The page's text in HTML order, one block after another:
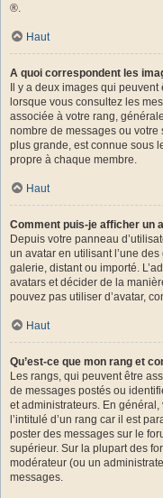
®.
Haut
A quoi correspondent les
Il y a deux images qui peuvent
lorsque vous consultez les
associée à votre rang,
nombre de messages ou votre
plus grande, est connue sous
propre à chaque membre.
Haut
Comment puis-je afficher un
Depuis votre panneau
un avatar en utilisant l’une
galerie, distant ou importé.
avatars et décider de la
pouvez pas utiliser d’avatar,
Haut
Qu’est-ce que mon rang et
Les rangs, qui peuvent être
de messages postés ou
et administrateurs. En
l’intitulé d’un rang car il est
poster des messages sur le
supérieur. Sur la plupart des
modérateur (ou un
messages.